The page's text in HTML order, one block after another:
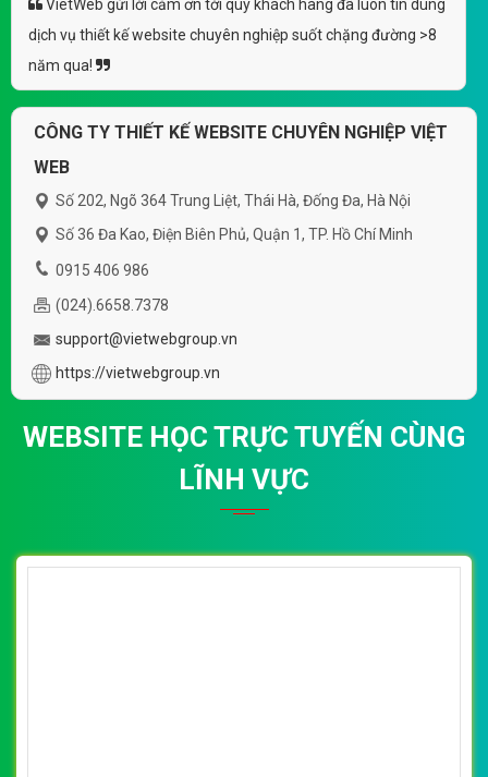
VietWeb gửi lời cảm ơn tới quý khách hàng đã luôn tin dùng
dịch vụ thiết kế website chuyên nghiệp suốt chặng đường >8
năm qua!
CÔNG TY THIẾT KẾ WEBSITE CHUYÊN NGHIỆP VIỆT
WEB
Số 202, Ngõ 364 Trung Liệt, Thái Hà, Đống Đa, Hà Nội
Số 36 Đa Kao, Điện Biên Phủ, Quận 1, TP. Hồ Chí Minh
0915 406 986
(024).6658.7378
support@vietwebgroup.vn
https://vietwebgroup.vn
WEBSITE HỌC TRỰC TUYẾN CÙNG
LĨNH VỰC